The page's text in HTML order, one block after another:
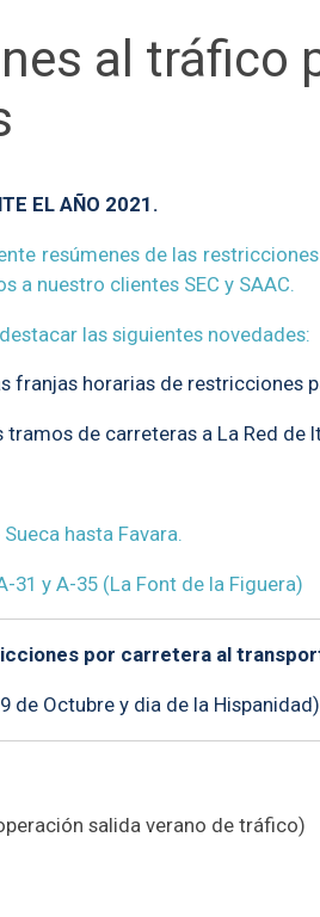
al tráfico
EL AÑO 2021.
resúmenes de las
a nuestro clientes SEC y SAAC.
las siguientes novedades:
franjas horarias de restricciones
tramos de carreteras a La Red de
hasta Favara.
31 y A-35 (La Font de la Figuera)
por carretera al
de Octubre y dia de la Hispanidad)
salida verano de tráfico)